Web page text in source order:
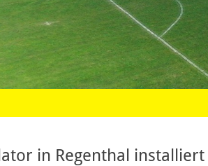
in Regenthal installiert